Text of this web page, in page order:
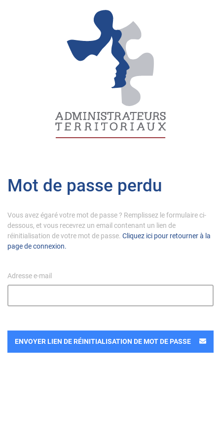
Mot de passe perdu
Vous avez égaré votre mot de passe ? Remplissez le formulaire ci-
dessous, et vous recevrez un email contenant un lien de
réinitialisation de votre mot de passe. Cliquez ici pour retourner à la
page de connexion.
Adresse e-mail
ENVOYER LIEN DE RÉINITIALISATION DE MOT DE PASSE